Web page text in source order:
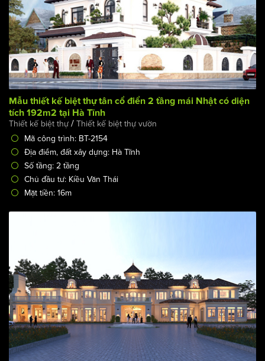
Mẫu thiết kế biệt thự tân cổ điển 2 tầng mái Nhật có diện
tích 192m2 tại Hà Tĩnh
Thiết kế biệt thự / Thiết kế biệt thự vườn
Mã công trình: BT-2154
Địa điểm, đất xây dựng: Hà Tĩnh
Số tầng: 2 tầng
Chủ đầu tư: Kiều Văn Thái
Mặt tiền: 16m